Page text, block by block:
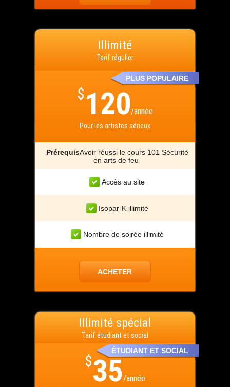
PLUS POPULAIRE
Illimité
Tarif régulier
$ 120/année
Pour les artistes sérieux
PrérequisAvoir réussi le cours 101 Sécurité
en arts de feu
Accès au site
Isopar-K illimité
Nombre de soirée illimité
ACHETER
ÉTUDIANT ET SOCIAL
Illimité spécial
Tarif étudiant et social
$35/année